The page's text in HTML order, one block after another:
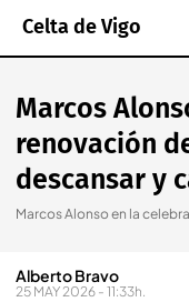
Celta de Vigo
Marcos
renovación
descansar y
Marcos Alonso en la
Alberto Bravo
25 MAY 2026 - 11:33h.